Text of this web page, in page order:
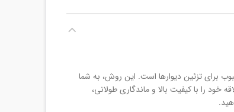
محبوب برای تزئین دیوارها است. این روش، به شما
را با کیفیت بالا و ماندگاری طولانی،